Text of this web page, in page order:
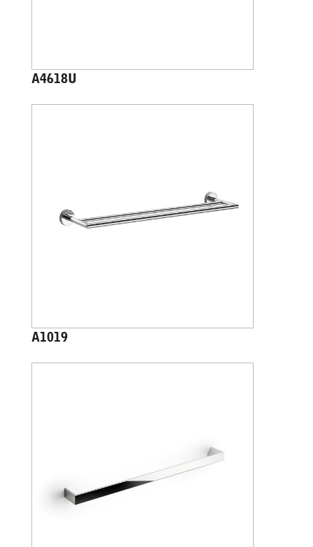
A4618U
A1019